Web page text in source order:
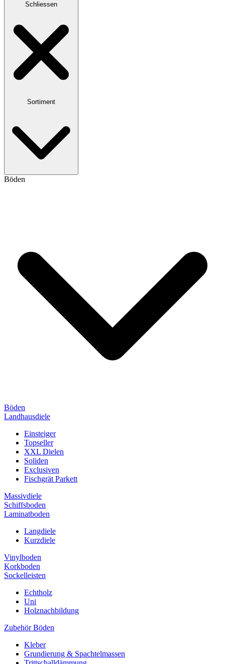
Schliessen
Sortiment
Böden
Böden
Landhausdiele
Einsteiger
Topseller
XXL Dielen
Soliden
Exclusiven
Fischgrät Parkett
Massivdiele
Schiffsboden
Laminatboden
Langdiele
Kurzdiele
Vinylboden
Korkboden
Sockelleisten
Echtholz
Uni
Holznachbildung
Zubehör Böden
Kleber
Grundierung & Spachtelmassen